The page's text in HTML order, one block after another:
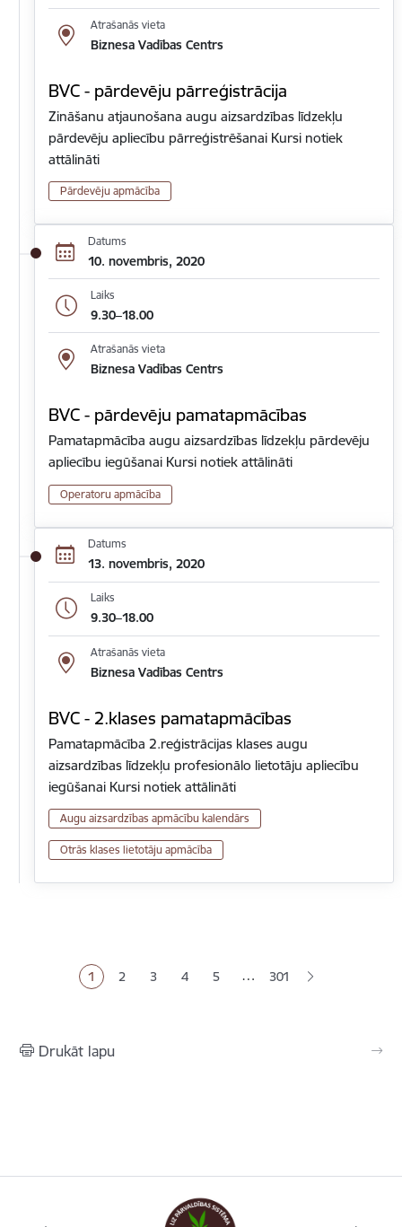
Atrašanās vieta
Biznesa Vadības Centrs
BVC - pārdevēju pārreģistrācija
Zināšanu atjaunošana augu aizsardzības līdzekļu
pārdevēju apliecību pārreģistrēšanai Kursi notiek
attālināti
Pārdevēju apmācība
Datums
10. novembris, 2020
Laiks
9.30–18.00
Atrašanās vieta
Biznesa Vadības Centrs
BVC - pārdevēju pamatapmācības
Pamatapmācība augu aizsardzības līdzekļu pārdevēju
apliecību iegūšanai Kursi notiek attālināti
Operatoru apmācība
Datums
13. novembris, 2020
Laiks
9.30–18.00
Atrašanās vieta
Biznesa Vadības Centrs
BVC - 2.klases pamatapmācības
Pamatapmācība 2.reģistrācijas klases augu
aizsardzības līdzekļu profesionālo lietotāju apliecību
iegūšanai Kursi notiek attālināti
Augu aizsardzības apmācību kalendārs
Otrās klases lietotāju apmācība
Pašreizējā lapa
1 Lapa
2 Lapa
3 Lapa
4 Lapa
5 … 301
Drukāt lapu